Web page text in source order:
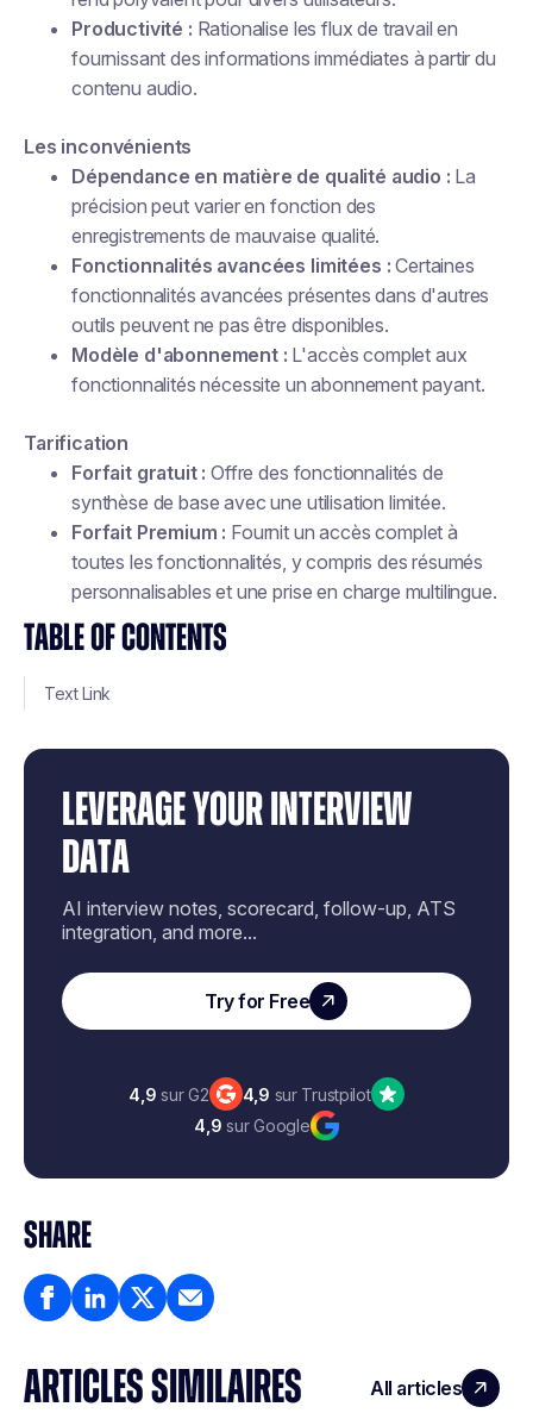
TABLE OF CONTENTS
Text Link
LEVERAGE YOUR INTERVIEW
DATA
AI interview notes, scorecard, follow-up, ATS
integration, and more...
Try for Free
4,9 sur G2 4,9 sur Trustpilot
4,9 sur Google
SHARE
Productivité : Rationalise les flux de travail en
fournissant des informations immédiates à partir du
contenu audio.
Les inconvénients
Dépendance en matière de qualité audio : La
précision peut varier en fonction des
enregistrements de mauvaise qualité.
Fonctionnalités avancées limitées : Certaines
fonctionnalités avancées présentes dans d'autres
outils peuvent ne pas être disponibles.
Modèle d'abonnement : L'accès complet aux
fonctionnalités nécessite un abonnement payant.
Tarification
Forfait gratuit : Offre des fonctionnalités de
synthèse de base avec une utilisation limitée.
Forfait Premium : Fournit un accès complet à
toutes les fonctionnalités, y compris des résumés
personnalisables et une prise en charge multilingue.
ARTICLES SIMILAIRES All articles